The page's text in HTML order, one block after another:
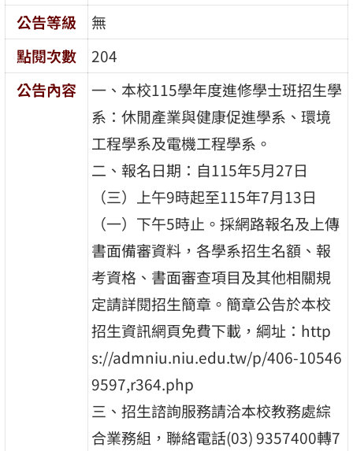
公告等級
無
點閱次數
204
公告內容
一、本校115學年度進修學士班招生學
系：休閒產業與健康促進學系、環境
工程學系及電機工程學系。
二、報名日期：自115年5月27日
（三）上午9時起至115年7月13日
（一）下午5時止。採網路報名及上傳
書面備審資料，各學系招生名額、報
考資格、書面審查項目及其他相關規
定請詳閱招生簡章。簡章公告於本校
招生資訊網頁免費下載，綱址：http
s://admniu.niu.edu.tw/p/406-10546
9597,r364.php
三、招生諮詢服務請洽本校教務處綜
合業務組，聯絡電話(03) 9357400轉7